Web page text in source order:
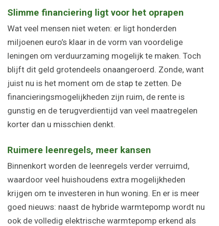
Slimme financiering ligt voor het oprapen
Wat veel mensen niet weten: er ligt honderden
miljoenen euro’s klaar in de vorm van voordelige
leningen om verduurzaming mogelijk te maken. Toch
blijft dit geld grotendeels onaangeroerd. Zonde, want
juist nu is het moment om de stap te zetten. De
financieringsmogelijkheden zijn ruim, de rente is
gunstig en de terugverdientijd van veel maatregelen
korter dan u misschien denkt.
Ruimere leenregels, meer kansen
Binnenkort worden de leenregels verder verruimd,
waardoor veel huishoudens extra mogelijkheden
krijgen om te investeren in hun woning. En er is meer
goed nieuws: naast de hybride warmtepomp wordt nu
ook de volledig elektrische warmtepomp erkend als